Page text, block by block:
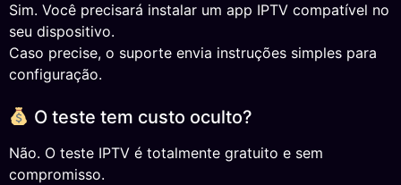
Sim. Você precisará instalar um app IPTV compatível no
seu dispositivo.
Caso precise, o suporte envia instruções simples para
configuração.
O teste tem custo oculto?
Não. O teste IPTV é totalmente gratuito e sem
compromisso.